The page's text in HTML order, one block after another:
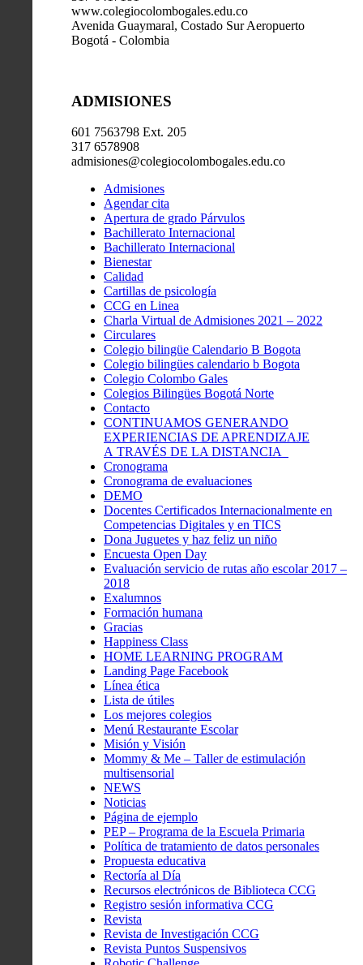
www.colegiocolombogales.edu.co
Avenida Guaymaral, Costado Sur Aeropuerto
Bogotá - Colombia
ADMISIONES
601 7563798 Ext. 205
317 6578908
admisiones@colegiocolombogales.edu.co
Admisiones
Agendar cita
Apertura de grado Párvulos
Bachillerato Internacional
Bachillerato Internacional
Bienestar
Calidad
Cartillas de psicología
CCG en Linea
Charla Virtual de Admisiones 2021 – 2022
Circulares
Colegio bilingüe Calendario B Bogota
Colegio bilingües calendario b Bogota
Colegio Colombo Gales
Colegios Bilingües Bogotá Norte
Contacto
CONTINUAMOS GENERANDO
EXPERIENCIAS DE APRENDIZAJE
A TRAVÉS DE LA DISTANCIA
Cronograma
Cronograma de evaluaciones
DEMO
Docentes Certificados Internacionalmente en
Competencias Digitales y en TICS
Dona Juguetes y haz feliz un niño
Encuesta Open Day
Evaluación servicio de rutas año escolar 2017 –
2018
Exalumnos
Formación humana
Gracias
Happiness Class
HOME LEARNING PROGRAM
Landing Page Facebook
Línea ética
Lista de útiles
Los mejores colegios
Menú Restaurante Escolar
Misión y Visión
Mommy & Me – Taller de estimulación
multisensorial
NEWS
Noticias
Página de ejemplo
PEP – Programa de la Escuela Primaria
Política de tratamiento de datos personales
Propuesta educativa
Rectoría al Día
Recursos electrónicos de Biblioteca CCG
Registro sesión informativa CCG
Revista
Revista de Investigación CCG
Revista Puntos Suspensivos